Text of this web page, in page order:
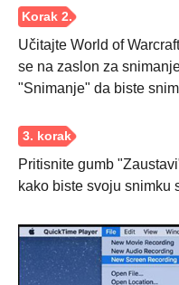
Učitajte World of
se na zaslon za
"Snimanje" da biste
Pritisnite gumb
kako biste svoju snimku